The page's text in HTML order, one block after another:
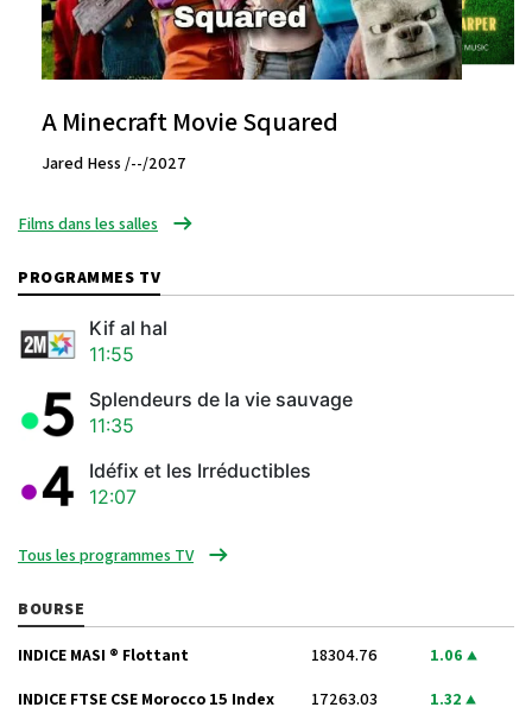
A Minecraft Movie Squared
Jared Hess /--/2027
Films dans les salles
PROGRAMMES TV
Kif al hal
11:55
Splendeurs de la vie sauvage
11:35
Idéfix et les Irréductibles
12:07
Tous les programmes TV
BOURSE
INDICE MASI ® Flottant 18304.76 1.06
INDICE FTSE CSE Morocco 15 Index 17263.03 1.32